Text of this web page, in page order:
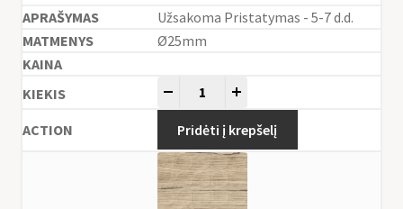
Užsakoma Pristatymas - 5-7 d.d.
Ø25mm
Pridėti į krepšelį